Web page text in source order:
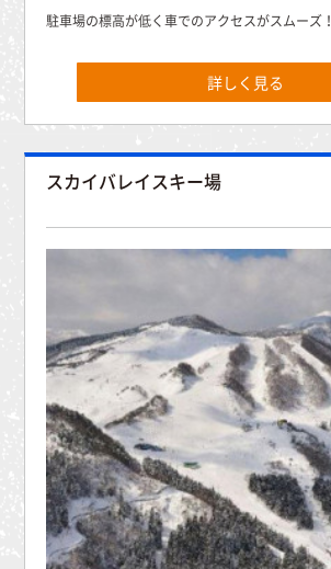
駐車場の標高が低く車でのアクセスがスムーズ！
詳しく見る
スカイバレイスキー場